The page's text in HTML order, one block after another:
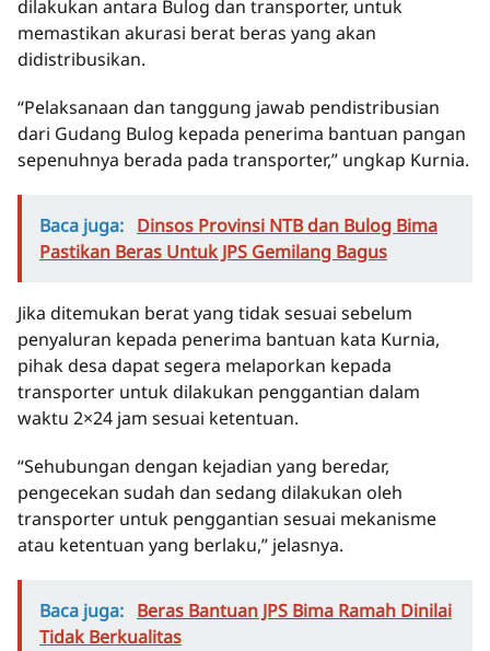
dilakukan antara Bulog dan transporter, untuk
memastikan akurasi berat beras yang akan
didistribusikan.
“Pelaksanaan dan tanggung jawab pendistribusian
dari Gudang Bulog kepada penerima bantuan pangan
sepenuhnya berada pada transporter,” ungkap Kurnia.
Baca juga: Dinsos Provinsi NTB dan Bulog Bima
Pastikan Beras Untuk JPS Gemilang Bagus
Jika ditemukan berat yang tidak sesuai sebelum
penyaluran kepada penerima bantuan kata Kurnia,
pihak desa dapat segera melaporkan kepada
transporter untuk dilakukan penggantian dalam
waktu 2×24 jam sesuai ketentuan.
“Sehubungan dengan kejadian yang beredar,
pengecekan sudah dan sedang dilakukan oleh
transporter untuk penggantian sesuai mekanisme
atau ketentuan yang berlaku,” jelasnya.
Baca juga: Beras Bantuan JPS Bima Ramah Dinilai
Tidak Berkualitas